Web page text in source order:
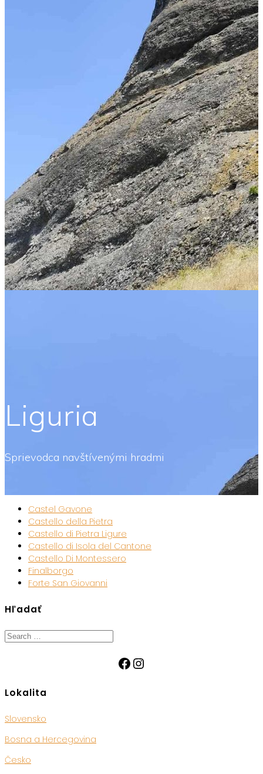
Liguria
Sprievodca navštívenými hradmi
Castel Gavone
Castello della Pietra
Castello di Pietra Ligure
Castello di Isola del Cantone
Castello Di Montessero
Finalborgo
Forte San Giovanni
Hľadať
Search
Facebook
Instagram
Lokalita
Slovensko
Bosna a Hercegovina
Česko